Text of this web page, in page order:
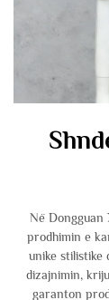
Në Dongguan
prodhimin e
unike stilistike
dizajnimin,
garanton